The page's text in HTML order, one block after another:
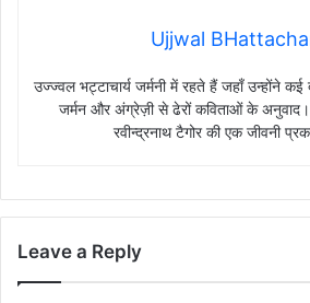
Ujjwal
उज्ज्वल भट्टाचार्य जर्मनी में रहते हैं जहाँ उन्होंने
जर्मन और अंग्रेज़ी से ढेरों कविताओं के अनुवाद।
रवीन्द्रनाथ टैगोर की एक जीवनी
Leave a Reply